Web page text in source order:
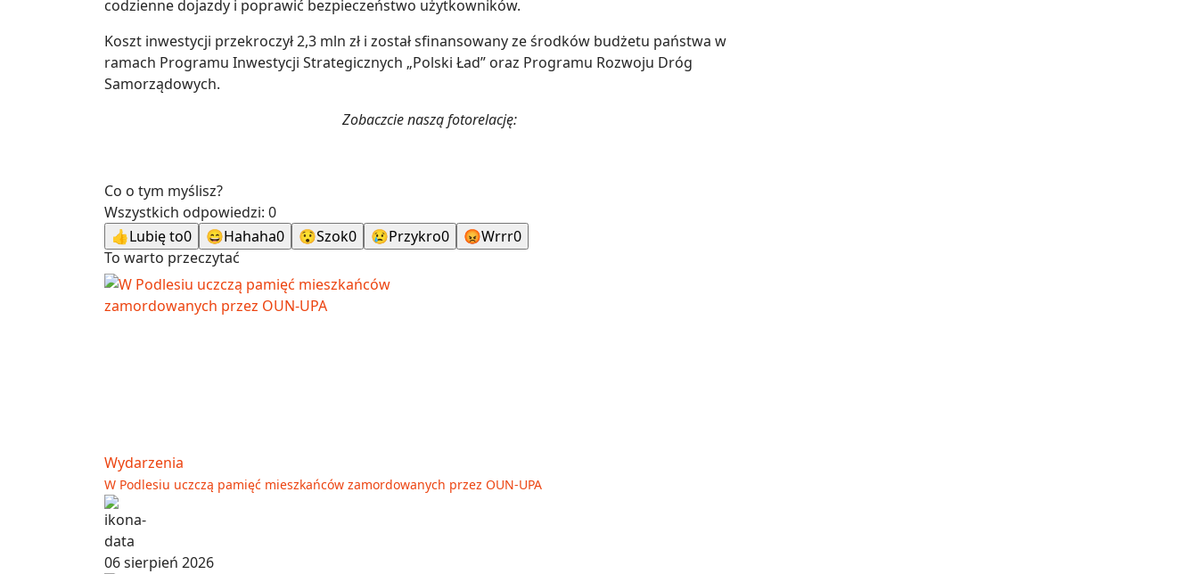
codzienne dojazdy i poprawić bezpieczeństwo użytkowników.
Koszt inwestycji przekroczył 2,3 mln zł i został sfinansowany ze środków budżetu państwa w
ramach Programu Inwestycji Strategicznych „Polski Ład” oraz Programu Rozwoju Dróg
Samorządowych.
Zobaczcie naszą fotorelację:
Co o tym myślisz?
Wszystkich odpowiedzi: 0
👍Lubię to0 😄Hahaha0 😯Szok0 😢Przykro0 😡Wrrr0
To warto przeczytać
Wydarzenia
W Podlesiu uczczą pamięć mieszkańców zamordowanych przez OUN-UPA
06 sierpień 2026